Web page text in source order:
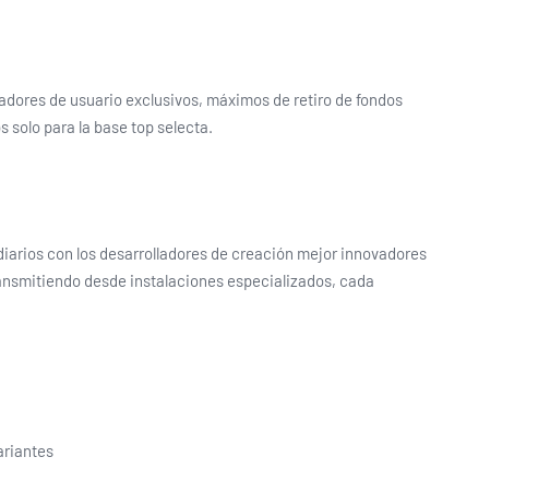
de usuario exclusivos, máximos de retiro de fondos
solo para la base top selecta.
con los desarrolladores de creación mejor innovadores
desde instalaciones especializados, cada